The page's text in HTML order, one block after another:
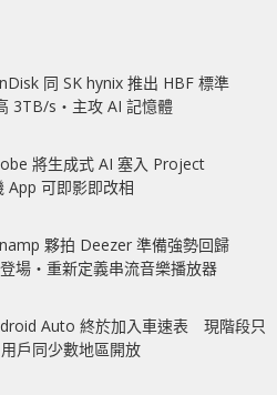
同 SK hynix 推出 HBF 標準
3TB/s‧主攻 AI 記憶體
將生成式 AI 塞入 Project
可即影即改相
夥拍 Deezer 準備強勢回歸
場‧重新定義串流音樂播放器
Auto 終於加入車速表 現階段只
戶同少數地區開放